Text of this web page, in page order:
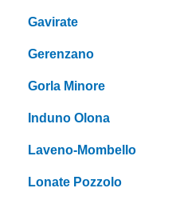
Gavirate
Gerenzano
Gorla Minore
Induno Olona
Laveno-Mombello
Lonate Pozzolo